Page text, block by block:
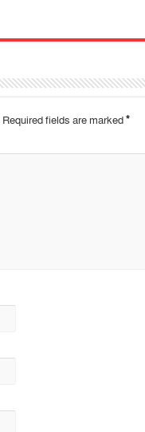
Required fields are marked*